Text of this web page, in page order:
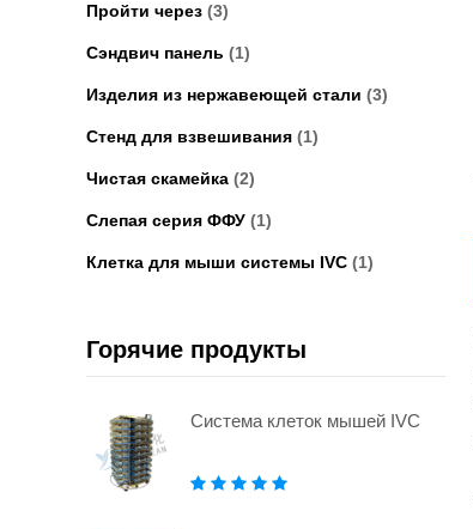
Пройти через (3)
Сэндвич панель (1)
Изделия из нержавеющей стали (3)
Стенд для взвешивания (1)
Чистая скамейка (2)
Слепая серия ФФУ (1)
Клетка для мыши системы IVC (1)
Горячие продукты
Система клеток мышей IVC